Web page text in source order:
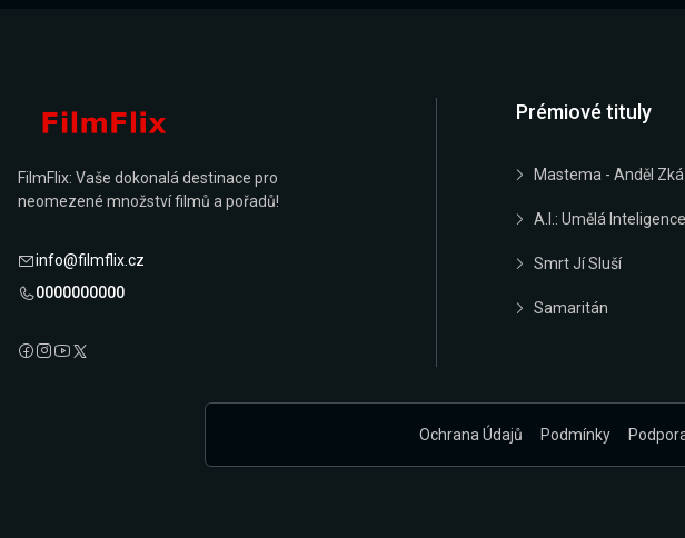
FilmFlix: Vaše dokonalá destinace pro
neomezené množství filmů a pořadů!
info@filmflix.cz
0000000000
Prémiové tituly
Mastema - Anděl
A.I.: Umělá Inteligence
Smrt Jí Sluší
Samaritán
Ochrana Údajů Podmínky